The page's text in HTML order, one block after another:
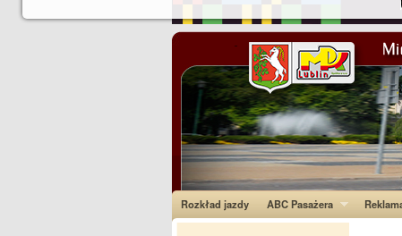
Rozkład jazdy ABC Pasażera